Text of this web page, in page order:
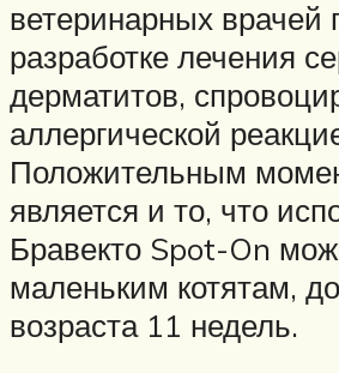
ветеринарных врачей
разработке лечения
дерматитов,
аллергической
Положительным
является и то, что
Бравекто Spot-On
маленьким котятам,
возраста 11 недель.